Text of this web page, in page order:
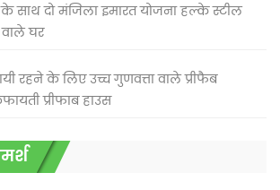
साथ दो मंजिला इमारत योजना हल्के स्टील
घर
रहने के लिए उच्च गुणवत्ता वाले प्रीफैब
प्रीफाब हाउस